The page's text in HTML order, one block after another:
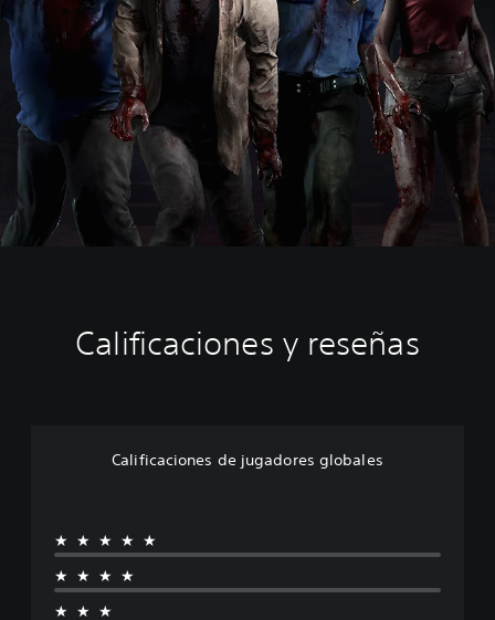
Calificaciones y reseñas
Calificaciones de jugadores globales
★★★★★
★★★★
★★★